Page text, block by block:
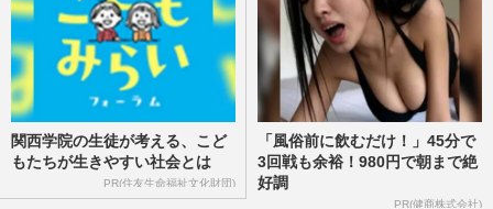
関西学院の生徒が考える、こど
もたちが生きやすい社会とは
PR(住友生命福祉文化財団)
「風俗前に飲むだけ！」45分で
3回戦も余裕！980円で朝まで絶
好調
PR(健商株式会社)